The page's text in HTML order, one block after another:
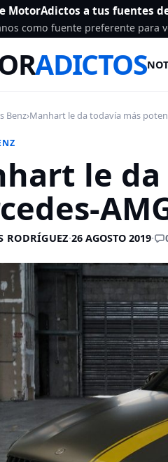
MotorAdictos a tus fuentes
como fuente preferente para
ADICTOS
Benz›Manhart le da todavía más
le
RODRÍGUEZ·26 AGOSTO 2019·